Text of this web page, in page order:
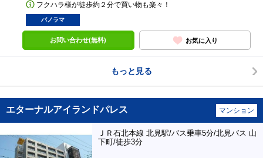
フクハラ様が徒歩約２分で買い物も楽々！
パノラマ
お問い合わせ(無料) お気に入り
もっと見る
エターナルアイランドパレス マンション
ＪＲ石北本線 北見駅/バス乗車5分/北見バス 山
下町/徒歩3分